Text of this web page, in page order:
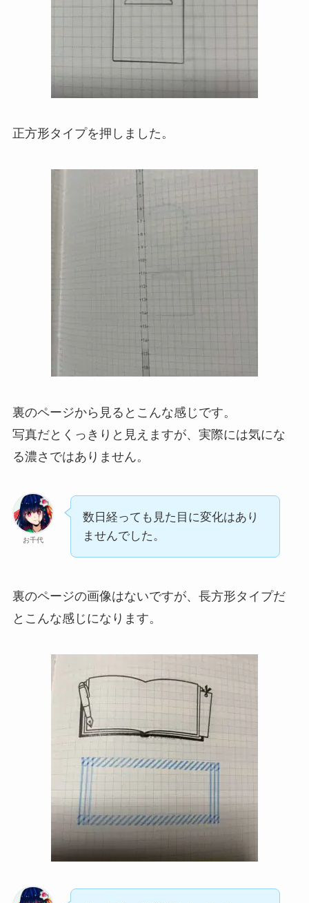
正方形タイプを押しました。
裏のページから見るとこんな感じです。
写真だとくっきりと見えますが、実際には気にな
る濃さではありません。
お千代
数日経っても見た目に変化はあり
ませんでした。
裏のページの画像はないですが、長方形タイプだ
とこんな感じになります。